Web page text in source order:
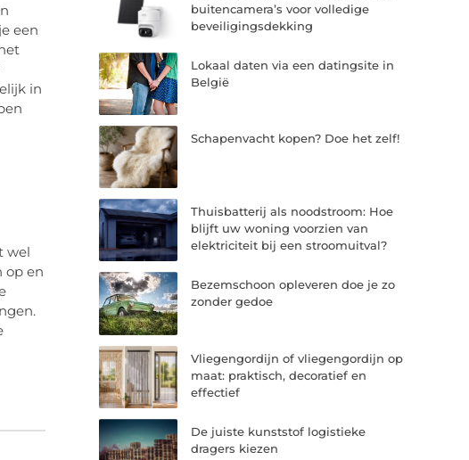
een
in
wel
op en
buitencamera’s voor volledige
beveiligingsdekking
Lokaal daten via een datingsite in
België
Schapenvacht kopen? Doe het zelf!
Thuisbatterij als noodstroom: Hoe
blijft uw woning voorzien van
elektriciteit bij een stroomuitval?
Bezemschoon opleveren doe je zo
zonder gedoe
Vliegengordijn of vliegengordijn op
maat: praktisch, decoratief en
effectief
De juiste kunststof logistieke
dragers kiezen